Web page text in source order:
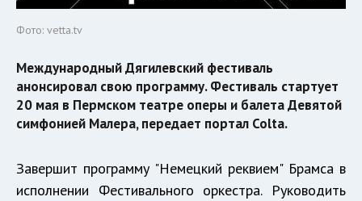
Фото: vetta.tv
Международный Дягилевский фестиваль
анонсировал свою программу. Фестиваль стартует
20 мая в Пермском театре оперы и балета Девятой
симфонией Малера, передает портал Colta.
Завершит программу "Немецкий реквием" Брамса в
исполнении Фестивального оркестра. Руководить